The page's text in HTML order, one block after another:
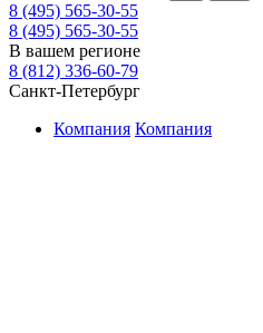
8 (495) 565-30-55
8 (495) 565-30-55
В вашем регионе
8 (812) 336-60-79
Санкт-Петербург
Компания Компания